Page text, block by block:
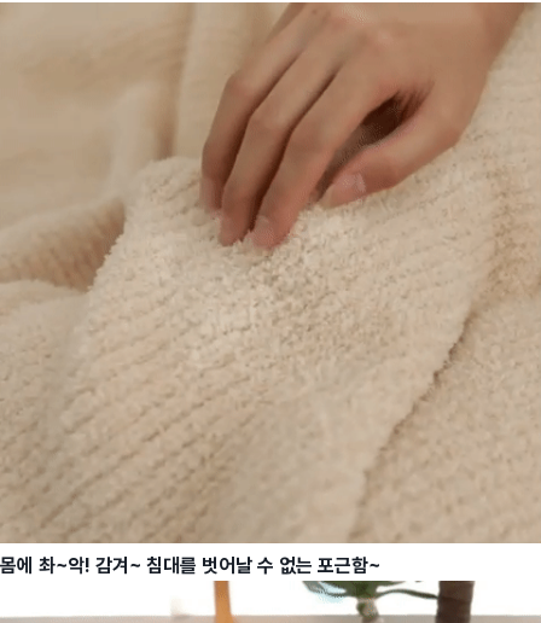
몸에 촤~악! 감겨~ 침대를 벗어날 수 없는 포근함~